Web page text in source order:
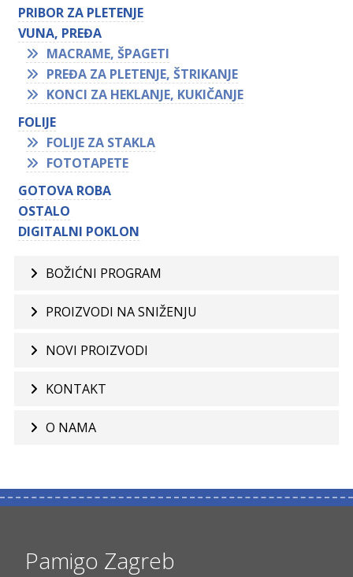
PRIBOR ZA PLETENJE
VUNA, PREĐA
MACRAME, ŠPAGETI
PREĐA ZA PLETENJE, ŠTRIKANJE
KONCI ZA HEKLANJE, KUKIČANJE
FOLIJE
FOLIJE ZA STAKLA
FOTOTAPETE
GOTOVA ROBA
OSTALO
DIGITALNI POKLON
BOŽIĆNI PROGRAM
PROIZVODI NA SNIŽENJU
NOVI PROIZVODI
KONTAKT
O NAMA
Pamigo Zagreb